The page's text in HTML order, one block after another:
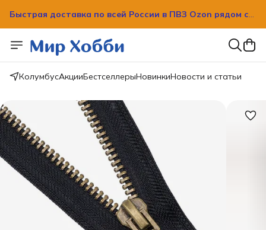
Быстрая доставка по всей России в ПВЗ Ozon рядом с
вашим домом!
Быстрая доставка по всей России в ПВЗ Ozon рядом с
вашим домом!
КолумбусАкцииБестселлерыНовинкиНовости и статьи